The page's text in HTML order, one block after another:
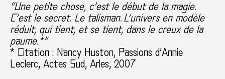
“Une petite chose, c’est le début de la magie.
C’est le secret. Le talisman. L’univers en modèle
réduit, qui tient, et se tient, dans le creux de la
paume.*”
* Citation : Nancy Huston, Passions d’Annie
Leclerc, Actes Sud, Arles, 2007